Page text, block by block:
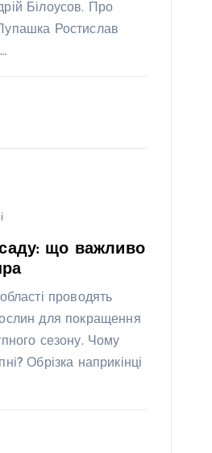
Білоусов. Про
Ростислав
що важливо
проводять
для покращення
сезону. Чому
Обрізка наприкінці